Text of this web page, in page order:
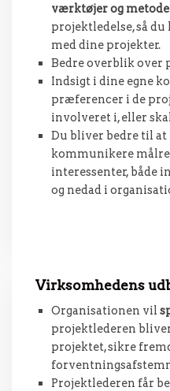
værktøjer og
projektledelse, så du
med dine projekter.
Bedre overblik over
Indsigt i dine egne
præferencer i de
involveret i, eller
Du bliver bedre til
kommunikere
interessenter, både
og nedad i
Virksomhedens
Organisationen vil
projektlederen
projektet, sikre
Projektlederen får